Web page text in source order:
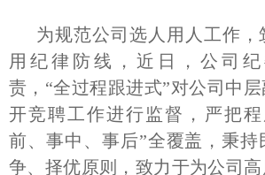
为规范公司选人用人工作
用纪律防线，近日，公司
责，“全过程跟进式”对公司中
开竞聘工作进行监督，严把
前、事中、事后”全覆盖，秉持
争、择优原则，致力于为公司